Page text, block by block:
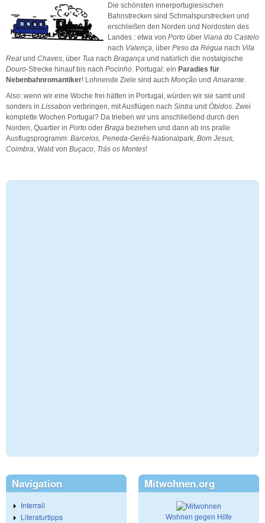
Die schönsten innerportugiesischen
Bahnstrecken sind Schmalspurstrecken und
erschließen den Norden und Nordosten des
Landes : etwa von Porto über Viana do Castelo
nach Valença , über Peso da Régua nach Vila
Real und Chaves , über Tua nach Bragança und natürlich die nostalgische
Douro-Strecke hinauf bis nach Pocinho . Portugal: ein Paradies für
Nebenbahnromantiker! Lohnende Ziele sind auch Monção und Amarante
Also: wenn wir eine Woche frei hätten in Portugal, würden wir sie samt und
sonders in Lissabon verbringen, mit Ausflügen nach Sintra und Óbidos. Zwei
komplette Wochen Portugal? Da trieben wir uns anschließend durch den
Norden, Quartier in Porto oder Braga beziehen und dann ab ins pralle
Ausflugsprogramm: Barcelos, Peneda-Gerês-Nationalpark, Bom Jesus,
Coimbra, Wald von Buçaco, Trás os Montes!
Navigation
Interrail
Literaturtipps
Mitwohnen.org
Wohnen gegen Hilfe